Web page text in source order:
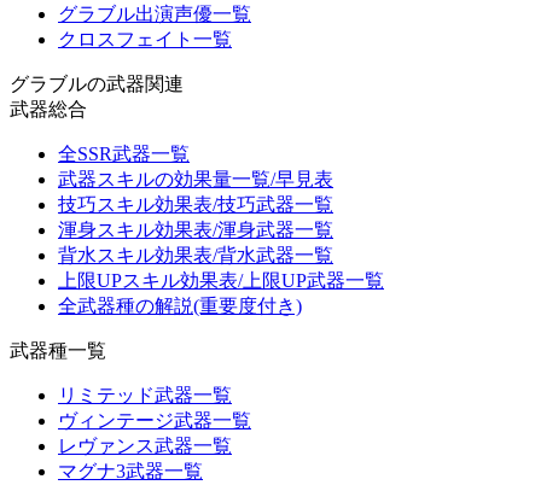
グラブル出演声優一覧
クロスフェイト一覧
グラブルの武器関連
武器総合
全SSR武器一覧
武器スキルの効果量一覧/早見表
技巧スキル効果表/技巧武器一覧
渾身スキル効果表/渾身武器一覧
背水スキル効果表/背水武器一覧
上限UPスキル効果表/上限UP武器一覧
全武器種の解説(重要度付き)
武器種一覧
リミテッド武器一覧
ヴィンテージ武器一覧
レヴァンス武器一覧
マグナ3武器一覧